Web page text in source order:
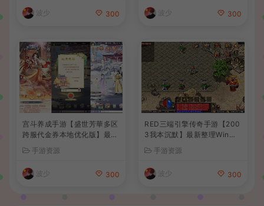
波少 300 波少 300
宫斗养成手游【盛世芳華多区
跨服代金券本地优化版】最新
手工服务端+CDK授权后台
+安卓+详细搭建教程
手游资源
波少 300
RED三端引擎传奇手游【200
3我本沉默】最新整理Win系
细搭建教程
手游资源
波少 300